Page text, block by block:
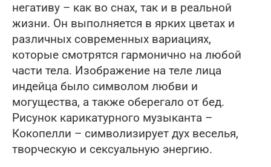
негативу – как во снах, так и в реальной
жизни. Он выполняется в ярких цветах и
различных современных вариациях,
которые смотрятся гармонично на любой
части тела. Изображение на теле лица
индейца было символом любви и
могущества, а также оберегало от бед.
Рисунок карикатурного музыканта –
Кокопелли – символизирует дух веселья,
творческую и сексуальную энергию.